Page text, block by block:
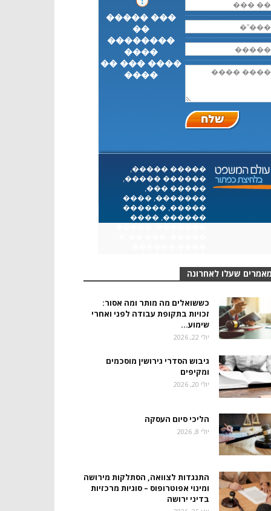
מאמרים שעלו לאחרונה
כששואלים מה מותר ומה אסור:
זכויות בתקופת עבודה לפני ואחרי
שימוע...
יולי 22, 2026
גיבוש הסדרי גירושין מוסכמים
ומקיפים
יולי 20, 2026
הליכי סיום העסקה
יולי 8, 2026
התנגדות לצוואה, הסתלקות מירושה
ומינוי אפוטרופוס – סוגיות מרכזיות
בדיני ירושה